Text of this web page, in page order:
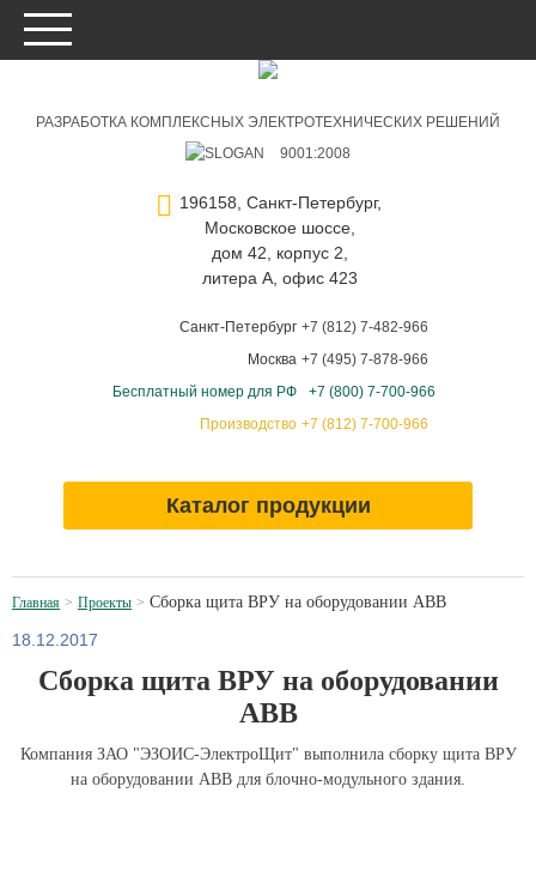
РАЗРАБОТКА КОМПЛЕКСНЫХ ЭЛЕКТРОТЕХНИЧЕСКИХ РЕШЕНИЙ
9001:2008
196158, Санкт-Петербург,
Московское шоссе,
дом 42, корпус 2,
литера А, офис 423
Санкт-Петербург
Москва
Бесплатный номер для РФ
Производство
+7 (812) 7-482-966
+7 (495) 7-878-966
+7 (800) 7-700-966
+7 (812) 7-700-966
Каталог продукции
Главная Проекты Сборка щита ВРУ на оборудовании АВВ
18.12.2017
Сборка щита ВРУ на оборудовании
АВВ
Компания ЗАО "ЭЗОИС-ЭлектроЩит" выполнила сборку щита ВРУ
на оборудовании АВВ для блочно-модульного здания.